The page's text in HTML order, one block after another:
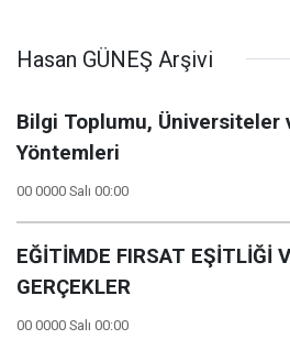
Hasan GÜNEŞ Arşivi
Bilgi Toplumu, Üniversiteler
Yöntemleri
00 0000 Salı 00:00
EĞİTİMDE FIRSAT EŞİTLİĞİ
GERÇEKLER
00 0000 Salı 00:00